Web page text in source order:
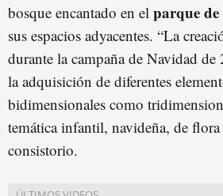
bosque encantado en el parque
sus espacios adyacentes. “La
durante la campaña de Navidad de
la adquisición de diferentes
bidimensionales como
temática infantil, navideña, de flora
consistorio.